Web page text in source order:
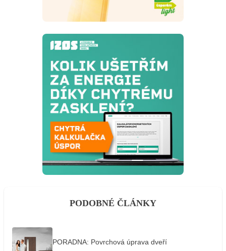
PODOBNÉ ČLÁNKY
PORADNA: Povrchová úprava dveří